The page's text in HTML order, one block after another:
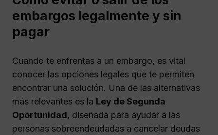
embargos legalmente y sin
pagar
Cuando te enfrentas a un embargo, es vital
conocer las opciones legales que te permiten
encontrar una solución. Una de las alternativas
más relevantes es la Ley de Segunda
Oportunidad, diseñada para ayudar a las
personas sobreendeudadas a cancelar deudas